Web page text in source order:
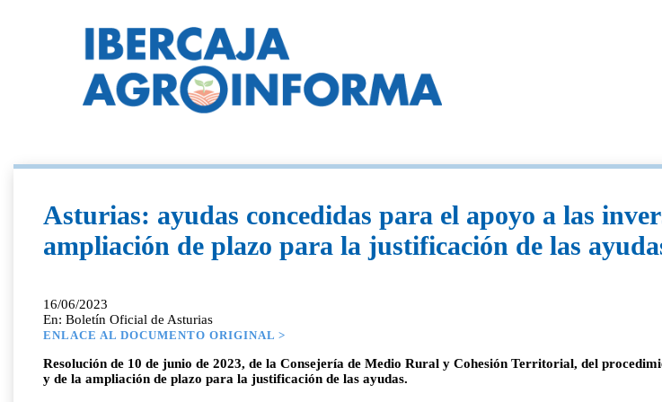
Asturias: ayudas concedidas para el apoyo a las
ampliación de plazo para la justificación de las
16/06/2023
En: Boletín Oficial de Asturias
ENLACE AL DOCUMENTO ORIGINAL >
Resolución de 10 de junio de 2023, de la Consejería de Medio Rural y Cohesión Territorial, del
y de la ampliación de plazo para la justificación de las ayudas.